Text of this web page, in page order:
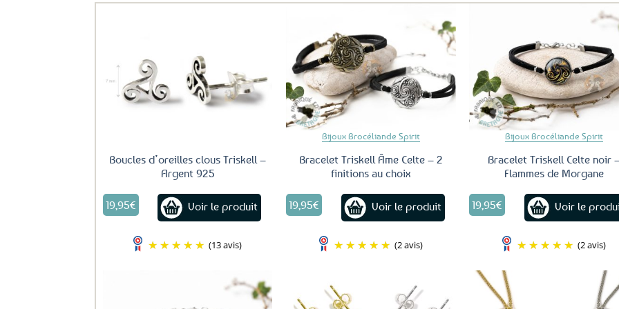
Boucles d’oreilles clous Triskell –
Argent 925
19,95€ Voir le produit
(13 avis)
Ajouter
favoris
Bijoux Brocéliande Spirit
Bracelet Triskell Âme Celte – 2
finitions au choix
19,95€ Voir le produit
Ce
produit
plusieurs
variations.
peuvent
être
(2 avis)
Bijoux Brocéliande Spirit
Bracelet Triskell Celte noir
Flammes de Morgane
19,95€ Voir le
(2 avis)
Ajouter